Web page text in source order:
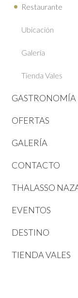
Restaurante
Ubicación
Galería
Tienda Vales
GASTRONOMÍA
OFERTAS
GALERÍA
CONTACTO
THALASSO
EVENTOS
DESTINO
TIENDA VALES